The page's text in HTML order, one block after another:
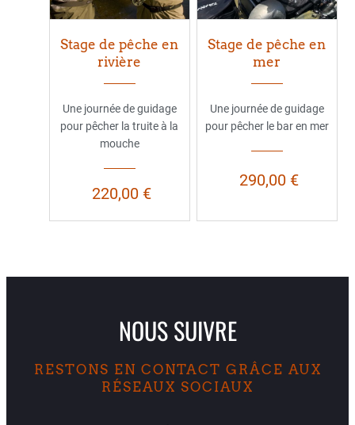
Stage de pêche en
rivière
Une journée de guidage
pour pêcher la truite à la
mouche
220,00 €
Stage de pêche en
mer
Une journée de guidage
pour pêcher le bar en mer
290,00 €
NOUS SUIVRE
RESTONS EN CONTACT GRÂCE AUX
RÉSEAUX SOCIAUX